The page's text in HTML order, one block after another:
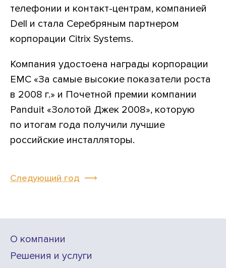
телефонии и контакт-центрам, компанией
Dell и стала Серебряным партнером
корпорации Citrix Systems.
Компания удостоена награды корпорации
EMC «За самые высокие показатели роста
в 2008 г.» и Почетной премии компании
Panduit «Золотой Джек 2008», которую
по итогам года получили лучшие
российские инсталляторы.
Следующий год
О компании
Решения и услуги